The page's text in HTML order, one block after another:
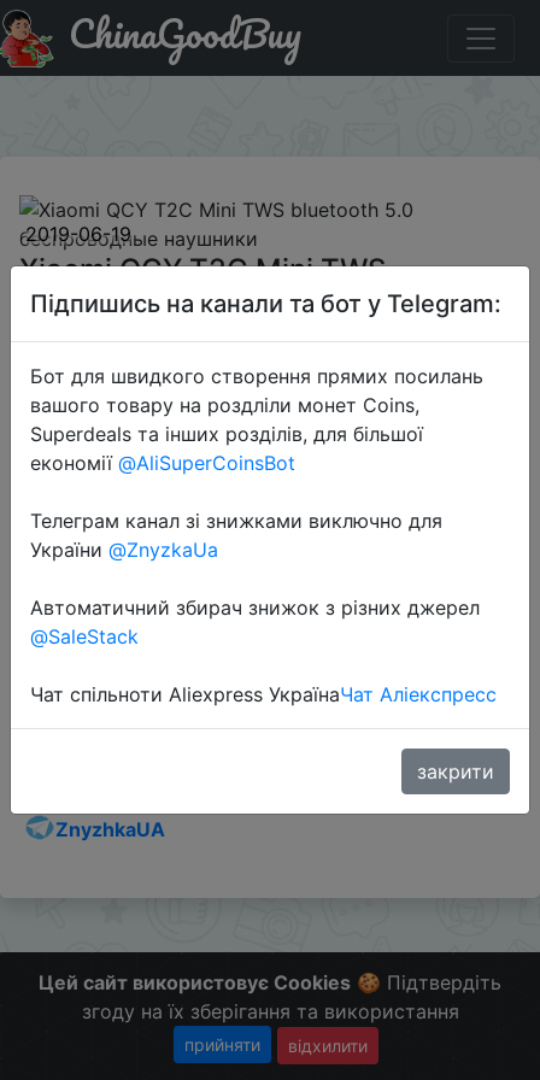
Паридбати з промокодом BGQCYT2C Xiaomi QCY T2C
Mini TWS bluetooth 5.0 беспроводные наушники
ChinaGoodBuy
2019-06-19
Xiaomi QCY T2C Mini TWS
bluetooth 5.0 беспроводные
наушники
$20.99
Промокод:"BGQCYT2C"
Слідкуйте за знижками на мобільному, в телеграм
ZnyzhkaUA
Цей сайт використовує Cookies 🍪 Підтвердіть
згоду на їх зберігання та використання
прийняти відхилити
Підпишись на канали та бот у Telegram:
Бот для швидкого створення прямих посилань
вашого товару на роздліли монет Coins,
Superdeals та інших розділів, для більшої
економії @AliSuperCoinsBot
Телеграм канал зі знижками виключно для
України @ZnyzkaUa
Автоматичний збирач знижок з різних джерел
@SaleStack
Чат спільноти Aliexpress УкраїнаЧат Аліекспресс
закрити